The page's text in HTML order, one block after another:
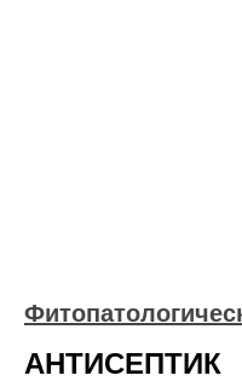
АНТИСЕПТИК